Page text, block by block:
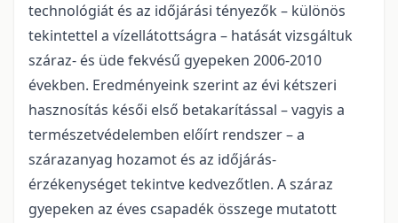
technológiát és az időjárási tényezők – különös
tekintettel a vízellátottságra – hatását vizsgáltuk
száraz- és üde fekvésű gyepeken 2006-2010
években. Eredményeink szerint az évi kétszeri
hasznosítás késői első betakarítással – vagyis a
természetvédelemben előírt rendszer – a
szárazanyag hozamot és az időjárás-
érzékenységet tekintve kedvezőtlen. A száraz
gyepeken az éves csapadék összege mutatott